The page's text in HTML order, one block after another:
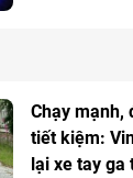
Chạy mạnh,
tiết kiệm:
lại xe tay ga